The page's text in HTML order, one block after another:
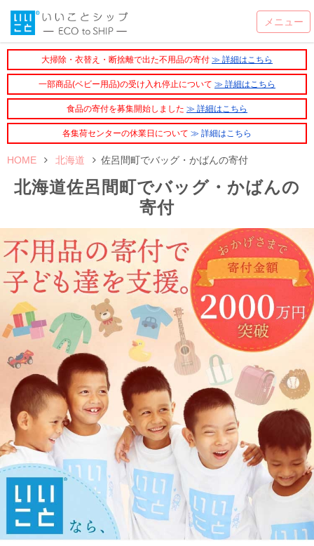
大掃除・衣替え・断捨離で出た不用品の寄付 ≫ 詳細はこちら
一部商品(ベビー用品)の受け入れ停止について ≫ 詳細はこちら
食品の寄付を募集開始しました ≫ 詳細はこちら
各集荷センターの休業日について ≫ 詳細はこちら
HOME 北海道 佐呂間町でバッグ・かばんの寄付
北海道佐呂間町でバッグ・かばんの
寄付